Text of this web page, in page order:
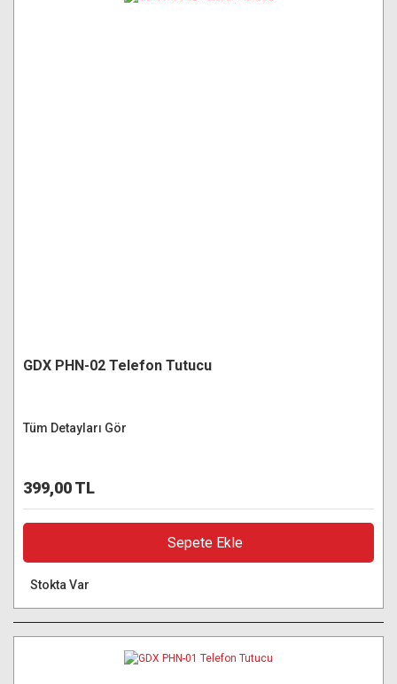
GDX PHN-02 Telefon Tutucu
Tüm Detayları Gör
399,00 TL
Sepete Ekle
Stokta Var